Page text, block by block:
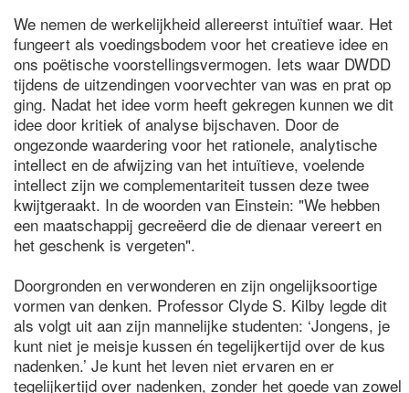
We nemen de werkelijkheid allereerst intuïtief waar. Het
fungeert als voedingsbodem voor het creatieve idee en
ons poëtische voorstellingsvermogen. Iets waar DWDD
tijdens de uitzendingen voorvechter van was en prat op
ging. Nadat het idee vorm heeft gekregen kunnen we dit
idee door kritiek of analyse bijschaven. Door de
ongezonde waardering voor het rationele, analytische
intellect en de afwijzing van het intuïtieve, voelende
intellect zijn we complementariteit tussen deze twee
kwijtgeraakt. In de woorden van Einstein: "We hebben
een maatschappij gecreëerd die de dienaar vereert en
het geschenk is vergeten".
Doorgronden en verwonderen en zijn ongelijksoortige
vormen van denken. Professor Clyde S. Kilby legde dit
als volgt uit aan zijn mannelijke studenten: ‘Jongens, je
kunt niet je meisje kussen én tegelijkertijd over de kus
nadenken.’ Je kunt het leven niet ervaren en er
tegelijkertijd over nadenken, zonder het goede van zowel